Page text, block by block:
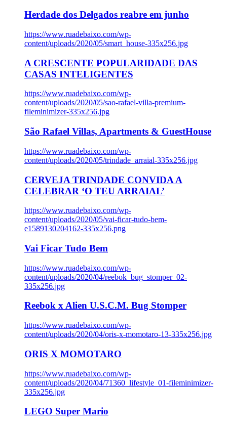
Herdade dos Delgados reabre em junho
https://www.ruadebaixo.com/wp-
content/uploads/2020/05/smart_house-335x256.jpg
A CRESCENTE POPULARIDADE DAS
CASAS INTELIGENTES
https://www.ruadebaixo.com/wp-
content/uploads/2020/05/sao-rafael-villa-premium-
fileminimizer-335x256.jpg
São Rafael Villas, Apartments & GuestHouse
https://www.ruadebaixo.com/wp-
content/uploads/2020/05/trindade_arraial-335x256.jpg
CERVEJA TRINDADE CONVIDA A
CELEBRAR ‘O TEU ARRAIAL’
https://www.ruadebaixo.com/wp-
content/uploads/2020/05/vai-ficar-tudo-bem-
e1589130204162-335x256.png
Vai Ficar Tudo Bem
https://www.ruadebaixo.com/wp-
content/uploads/2020/04/reebok_bug_stomper_02-
335x256.jpg
Reebok x Alien U.S.C.M. Bug Stomper
https://www.ruadebaixo.com/wp-
content/uploads/2020/04/oris-x-momotaro-13-335x256.jpg
ORIS X MOMOTARO
https://www.ruadebaixo.com/wp-
content/uploads/2020/04/71360_lifestyle_01-fileminimizer-
335x256.jpg
LEGO Super Mario